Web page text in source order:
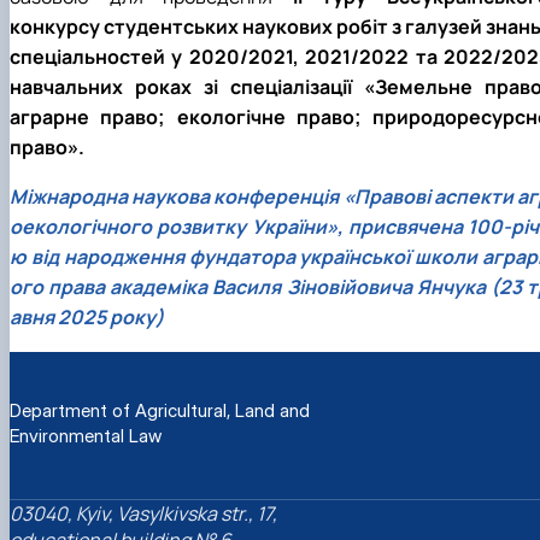
конкурсу студентських наукових робіт з галузей знань
спеціальностей у 2020/2021, 2021/2022 та 2022/
навчальних роках зі спеціалізації «Земельне
аграрне право; екологічне право;
право».
Міжнародна наукова конференція «Правові аспекти
оекологічного розвитку України», присвячена 100-
ю від народження фундатора української школи
ого права академіка Василя Зіновійовича Янчука (23
авня 2025 року)
Department of Agricultural, Land and
Environmental Law
03040, Kyiv, Vasylkivska str., 17,